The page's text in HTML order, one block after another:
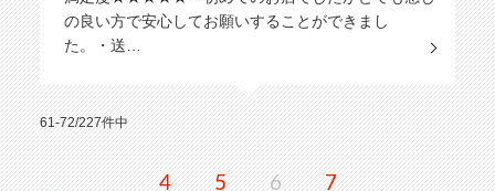
の良い方で安心してお願いすることができまし
た。・送…
61-72/227件中
4 5 6
7